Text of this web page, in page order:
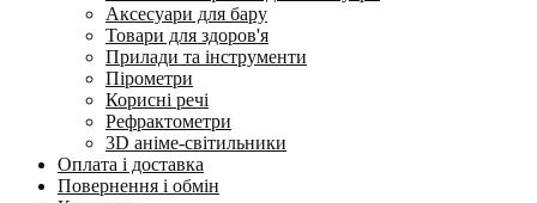
Аксесуари для бару
Товари для здоров'я
Прилади та інструменти
Пірометри
Корисні речі
Рефрактометри
3D аніме-світильники
Оплата і доставка
Повернення і обмін